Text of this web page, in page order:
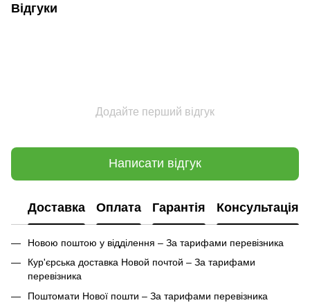
Відгуки
Додайте перший відгук
Написати відгук
Доставка Оплата Гарантія Консультація
Новою поштою у відділення – За тарифами перевізника
Кур'єрська доставка Новой почтой – За тарифами
перевізника
Поштомати Нової пошти – За тарифами перевізника